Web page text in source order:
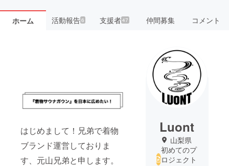
ホーム 活動報告6 支援者47 仲間募集 コメント
はじめまして！兄弟で着物
ブランド運営しておりま
す、元山兄弟と申します。
Luont
山梨県
初めてのプ
ロジェクト